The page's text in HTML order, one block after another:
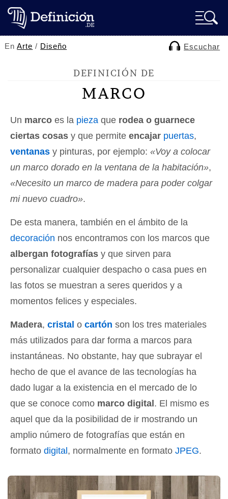
EnArte / Diseño Escuchar
DEFINICIÓN DE
MARCO
Un marco es la pieza que rodea o guarnece
ciertas cosas y que permite encajar puertas,
ventanas y pinturas, por ejemplo: «Voy a colocar
un marco dorado en la ventana de la habitación»,
«Necesito un marco de madera para poder colgar
mi nuevo cuadro».
De esta manera, también en el ámbito de la
decoración nos encontramos con los marcos que
albergan fotografías y que sirven para
personalizar cualquier despacho o casa pues en
las fotos se muestran a seres queridos y a
momentos felices y especiales.
Madera, cristal o cartón son los tres materiales
más utilizados para dar forma a marcos para
instantáneas. No obstante, hay que subrayar el
hecho de que el avance de las tecnologías ha
dado lugar a la existencia en el mercado de lo
que se conoce como marco digital . El mismo es
aquel que da la posibilidad de ir mostrando un
amplio número de fotografías que están en
formato digital , normalmente en formato JPEG.